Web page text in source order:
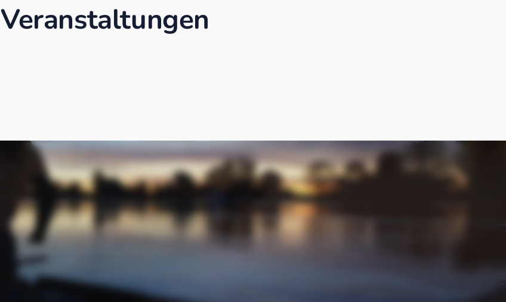
Veranstaltungen